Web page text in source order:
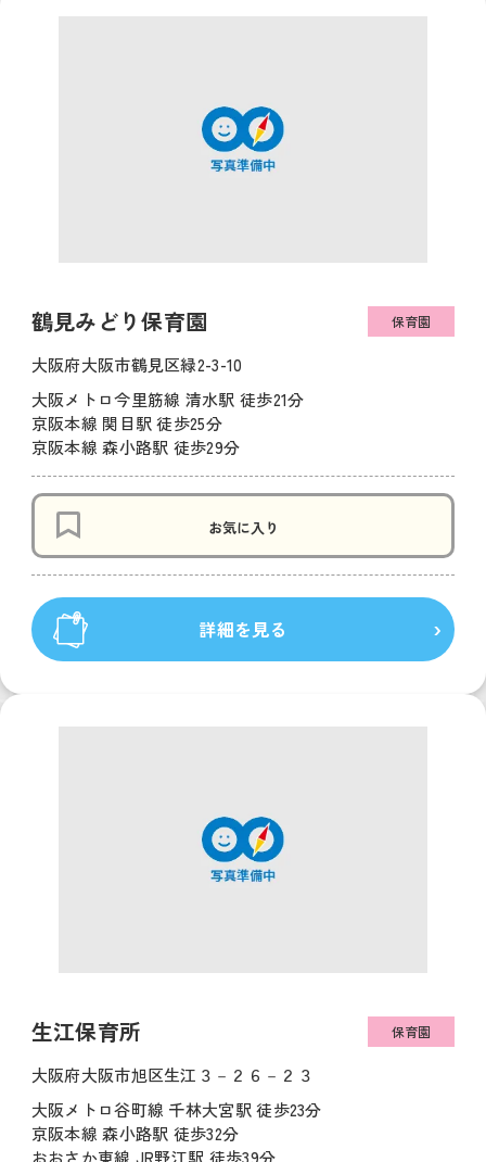
鶴見みどり保育園 保育園
大阪府大阪市鶴見区緑2-3-10
大阪メトロ今里筋線 清水駅 徒歩21分
京阪本線 関目駅 徒歩25分
京阪本線 森小路駅 徒歩29分
お気に入り
詳細を見る
生江保育所 保育園
大阪府大阪市旭区生江３－２６－２３
大阪メトロ谷町線 千林大宮駅 徒歩23分
京阪本線 森小路駅 徒歩32分
おおさか東線 JR野江駅 徒歩39分